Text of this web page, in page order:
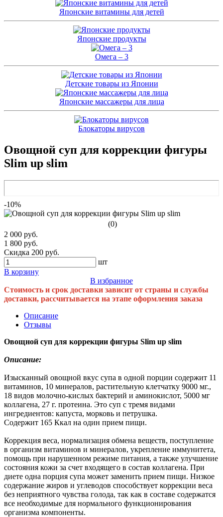
Японские витамины для детей
Японские продукты
Омега – 3
Детские товары из Японии
Японские массажеры для лица
Блокаторы вирусов
Овощной суп для коррекции фигуры
Slim up slim
-10%
(0)
2 000 руб.
1 800 руб.
Скидка 200 руб.
шт
В корзину
В избранное
Стоимость и срок доставки зависит от страны и службы
доставки, рассчитывается на этапе оформления заказа
Описание
Отзывы
Овощной суп для коррекции фигуры Slim up slim
Описание:
Изысканный овощной вкус супа в одной порции содержит 11
витаминов, 10 минералов, растительную клетчатку 9000 мг.,
18 видов молочно-кислых бактерий и аминокислот, 5000 мг
коллагена, 27 г. протеина. Это суп с тремя видами
ингредиентов: капуста, морковь и петрушка.
Содержит 165 Ккал на один прием пищи.
Коррекция веса, нормализация обмена веществ, поступление
в организм витаминов и минералов, укрепление иммунитета,
помощь при нарушенном режиме питания, а также улучшение
состояния кожи за счет входящего в состав коллагена. При
диете одна порция супа может заменить прием пищи. Низкое
содержание жиров и углеводов способствует коррекции веса
без неприятного чувства голода, так как в составе содержатся
все необходимые для нормального функционирования
организма компоненты.